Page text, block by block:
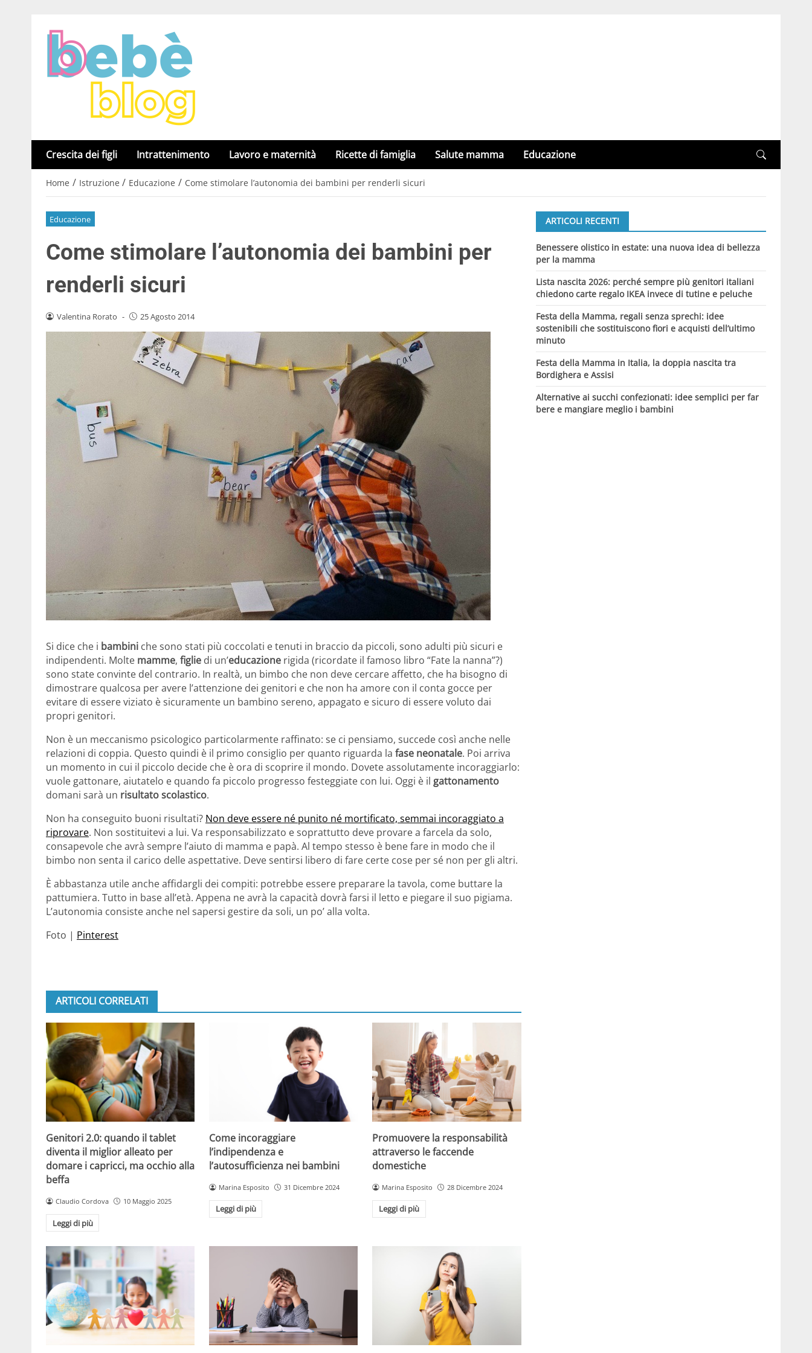
Crescita dei figli Intrattenimento Lavoro e maternità Ricette di famiglia Salute mamma Educazione
Home / Istruzione / Educazione / Come stimolare l’autonomia dei bambini per renderli sicuri
Educazione
Come stimolare l’autonomia dei bambini per
renderli sicuri
Valentina Rorato - 25 Agosto 2014
Si dice che i bambini che sono stati più coccolati e tenuti in braccio da piccoli, sono adulti più sicuri e
indipendenti. Molte mamme, figlie di un’educazione rigida (ricordate il famoso libro “Fate la nanna”?)
sono state convinte del contrario. In realtà, un bimbo che non deve cercare affetto, che ha bisogno di
dimostrare qualcosa per avere l’attenzione dei genitori e che non ha amore con il conta gocce per
evitare di essere viziato è sicuramente un bambino sereno, appagato e sicuro di essere voluto dai
propri genitori.
Non è un meccanismo psicologico particolarmente raffinato: se ci pensiamo, succede così anche nelle
relazioni di coppia. Questo quindi è il primo consiglio per quanto riguarda la fase neonatale. Poi arriva
un momento in cui il piccolo decide che è ora di scoprire il mondo. Dovete assolutamente incoraggiarlo:
vuole gattonare, aiutatelo e quando fa piccolo progresso festeggiate con lui. Oggi è il gattonamento
domani sarà un risultato scolastico.
Non ha conseguito buoni risultati? Non deve essere né punito né mortificato, semmai incoraggiato a
riprovare. Non sostituitevi a lui. Va responsabilizzato e soprattutto deve provare a farcela da solo,
consapevole che avrà sempre l’aiuto di mamma e papà. Al tempo stesso è bene fare in modo che il
bimbo non senta il carico delle aspettative. Deve sentirsi libero di fare certe cose per sé non per gli altri.
È abbastanza utile anche affidargli dei compiti: potrebbe essere preparare la tavola, come buttare la
pattumiera. Tutto in base all’età. Appena ne avrà la capacità dovrà farsi il letto e piegare il suo pigiama.
L’autonomia consiste anche nel sapersi gestire da soli, un po’ alla volta.
Foto | Pinterest
ARTICOLI CORRELATI
Genitori 2.0: quando il tablet
diventa il miglior alleato per
domare i capricci, ma occhio alla
beffa
Claudio Cordova 10 Maggio 2025
Leggi di più
Come incoraggiare
l’indipendenza e
l’autosufficienza nei bambini
Marina Esposito 31 Dicembre 2024
Leggi di più
Promuovere la responsabilità
attraverso le faccende
domestiche
Marina Esposito 28 Dicembre 2024
Leggi di più
ARTICOLI RECENTI
Benessere olistico in estate: una nuova idea di bellezza
per la mamma
Lista nascita 2026: perché sempre più genitori italiani
chiedono carte regalo IKEA invece di tutine e peluche
Festa della Mamma, regali senza sprechi: idee
sostenibili che sostituiscono fiori e acquisti dell’ultimo
minuto
Festa della Mamma in Italia, la doppia nascita tra
Bordighera e Assisi
Alternative ai succhi confezionati: idee semplici per far
bere e mangiare meglio i bambini